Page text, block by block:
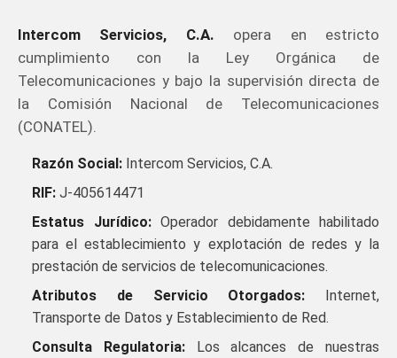
Intercom Servicios, C.A. opera en estricto
cumplimiento con la Ley Orgánica de
Telecomunicaciones y bajo la supervisión directa de
la Comisión Nacional de Telecomunicaciones
(CONATEL).
Razón Social: Intercom Servicios, C.A.
RIF: J-405614471
Estatus Jurídico:Operador debidamente habilitado
para el establecimiento y explotación de redes y la
prestación de servicios de telecomunicaciones.
Atributos de Servicio Otorgados: Internet,
Transporte de Datos y Establecimiento de Red.
Consulta Regulatoria:Los alcances de nuestras